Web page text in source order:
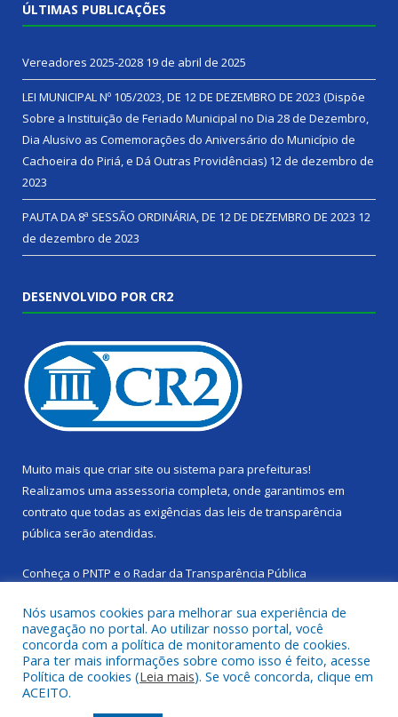
ÚLTIMAS PUBLICAÇÕES
Vereadores 2025-2028 19 de abril de 2025
LEI MUNICIPAL Nº 105/2023, DE 12 DE DEZEMBRO DE 2023 (Dispõe
Sobre a Instituição de Feriado Municipal no Dia 28 de Dezembro,
Dia Alusivo as Comemorações do Aniversário do Município de
Cachoeira do Piriá, e Dá Outras Providências) 12 de dezembro de
2023
PAUTA DA 8ª SESSÃO ORDINÁRIA, DE 12 DE DEZEMBRO DE 2023 12
de dezembro de 2023
DESENVOLVIDO POR CR2
Muito mais que criar site ou sistema para prefeituras!
Realizamos uma assessoria completa, onde garantimos em
contrato que todas as exigências das leis de transparência
pública serão atendidas.
Conheça o PNTP e o Radar da Transparência Pública
Todos os direitos reservados a Câmara Municipal de Cachoeira
do Piriá.
Nós usamos cookies para melhorar sua experiência de
navegação no portal. Ao utilizar nosso portal, você
concorda com a política de monitoramento de cookies.
Para ter mais informações sobre como isso é feito, acesse
Política de cookies (Leia mais). Se você concorda, clique em
ACEITO.